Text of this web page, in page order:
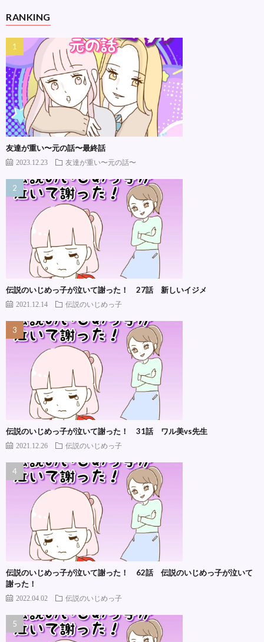
RANKING
友達が重い〜元の話〜最終話
2023.12.23 友達が重い〜元の話〜
伝説のいじめっ子が泣いて謝った！ 27話 新しいイジメ
2021.12.14 伝説のいじめっ子
伝説のいじめっ子が泣いて謝った！ 31話 ワル美vs先生
2021.12.26 伝説のいじめっ子
伝説のいじめっ子が泣いて謝った！ 62話 伝説のいじめっ子が泣いて
謝った！
2022.04.02 伝説のいじめっ子